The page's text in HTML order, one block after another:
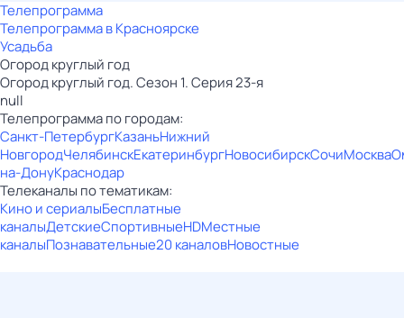
Телепрограмма
Телепрограмма в Красноярске
Усадьба
Огород круглый год
Огород круглый год. Сезон 1. Серия 23-я
null
Телепрограмма по городам:
Санкт-ПетербургКазаньНижний
НовгородЧелябинскЕкатеринбургНовосибирскСочиМосква
на-ДонуКраснодар
Телеканалы по тематикам:
Кино и сериалыБесплатные
каналыДетскиеСпортивныеHDМестные
каналыПознавательные20 каналовНовостные